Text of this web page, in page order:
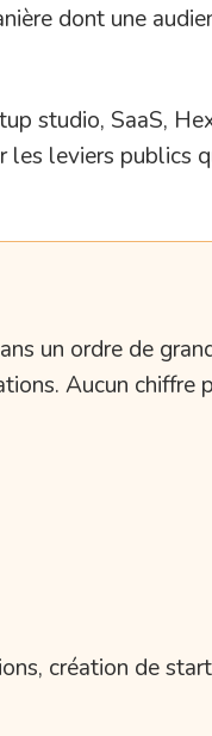
dont une
studio, SaaS,
les leviers publics
un ordre de
Aucun chiffre
création de